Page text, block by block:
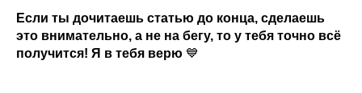
Если ты дочитаешь статью до конца, сделаешь
это внимательно, а не на бегу, то у тебя точно всё
получится! Я в тебя верю 💙